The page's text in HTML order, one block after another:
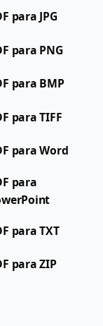
para JPG
para PNG
para BMP
para TIFF
para Word
para
para TXT
para ZIP